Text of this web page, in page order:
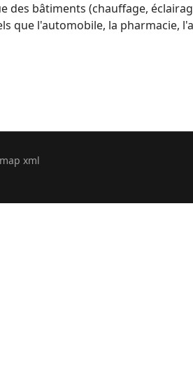
des bâtiments (chauffage,
que l'automobile, la pharmacie,
xml